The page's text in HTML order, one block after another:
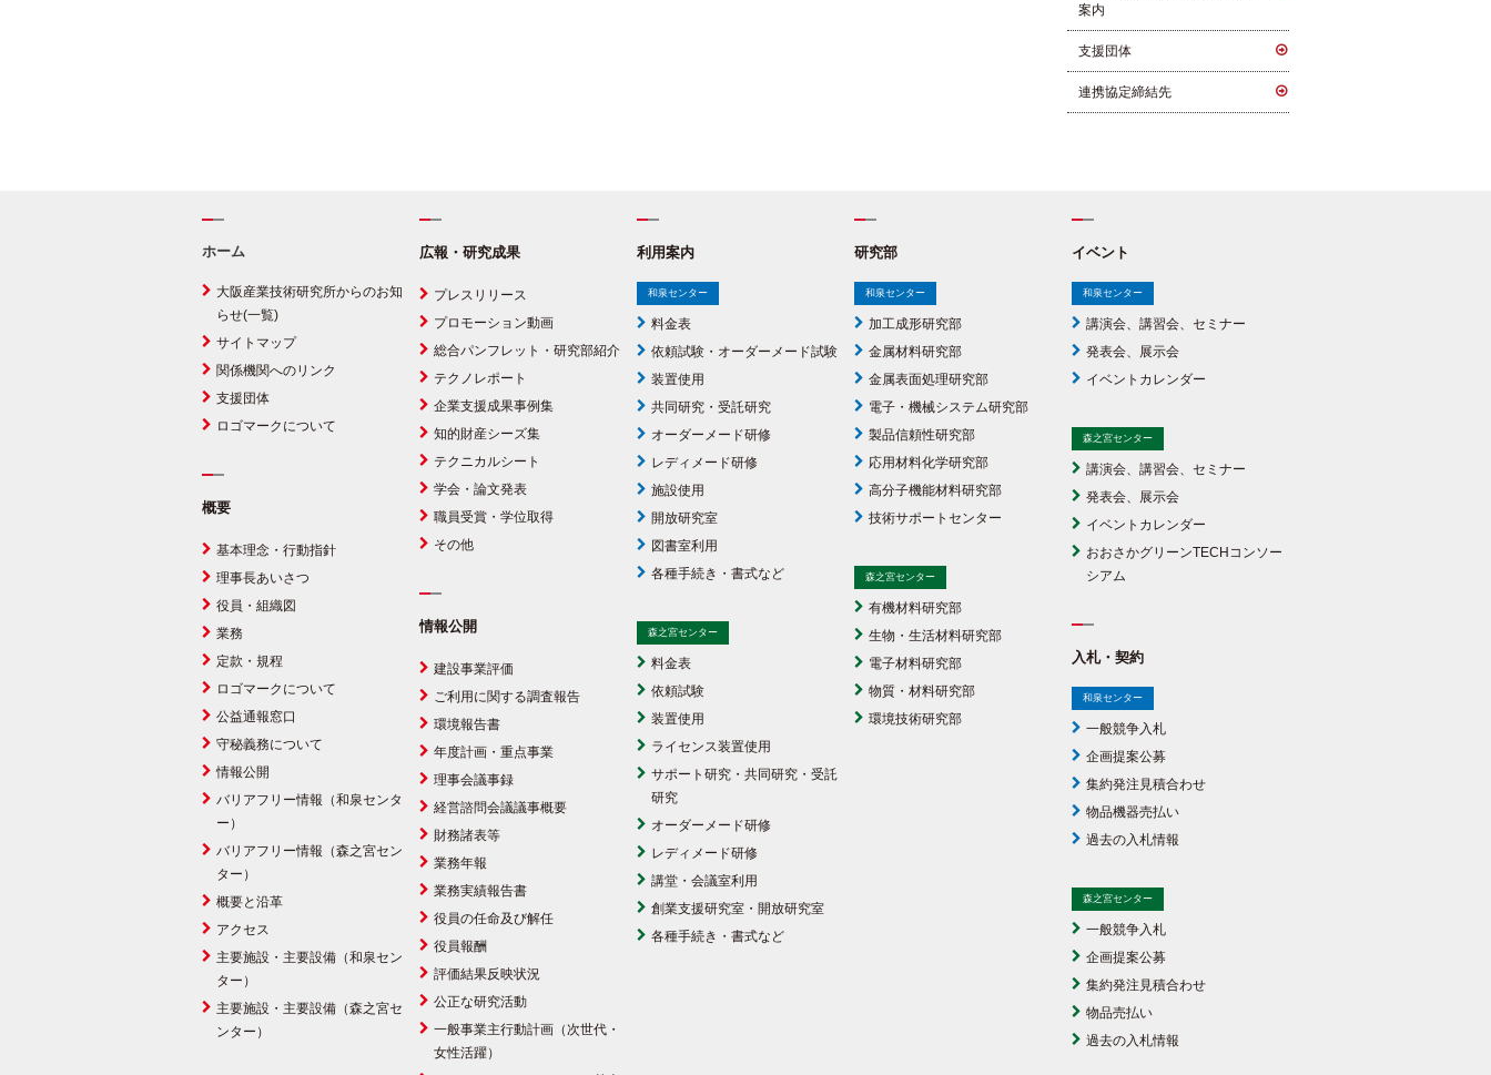
案内
支援団体
連携協定締結先
ホーム
大阪産業技術研究所からのお知
らせ(一覧)
サイトマップ
関係機関へのリンク
支援団体
ロゴマークについて
概要
基本理念・行動指針
理事長あいさつ
役員・組織図
業務
定款・規程
ロゴマークについて
公益通報窓口
守秘義務について
情報公開
バリアフリー情報（和泉センタ
ー）
バリアフリー情報（森之宮セン
ター）
概要と沿革
アクセス
主要施設・主要設備（和泉セン
ター）
主要施設・主要設備（森之宮セ
ンター）
広報・研究成果
プレスリリース
プロモーション動画
総合パンフレット・研究部紹介
テクノレポート
企業支援成果事例集
知的財産シーズ集
テクニカルシート
学会・論文発表
職員受賞・学位取得
その他
情報公開
建設事業評価
ご利用に関する調査報告
環境報告書
年度計画・重点事業
理事会議事録
経営諮問会議議事概要
財務諸表等
業務年報
業務実績報告書
役員の任命及び解任
役員報酬
評価結果反映状況
公正な研究活動
一般事業主行動計画（次世代・
女性活躍）
利用案内
和泉センター
料金表
依頼試験・オーダーメード試験
装置使用
共同研究・受託研究
オーダーメード研修
レディメード研修
施設使用
開放研究室
図書室利用
各種手続き・書式など
森之宮センター
料金表
依頼試験
装置使用
ライセンス装置使用
サポート研究・共同研究・受託
研究
オーダーメード研修
レディメード研修
講堂・会議室利用
創業支援研究室・開放研究室
各種手続き・書式など
研究部
和泉センター
加工成形研究部
金属材料研究部
金属表面処理研究部
電子・機械システム研究部
製品信頼性研究部
応用材料化学研究部
高分子機能材料研究部
技術サポートセンター
森之宮センター
有機材料研究部
生物・生活材料研究部
電子材料研究部
物質・材料研究部
環境技術研究部
イベント
和泉センター
講演会、講習会、セミナー
発表会、展示会
イベントカレンダー
森之宮センター
講演会、講習会、セミナー
発表会、展示会
イベントカレンダー
おおさかグリーンTECHコンソー
シアム
入札・契約
和泉センター
一般競争入札
企画提案公募
集約発注見積合わせ
物品機器売払い
過去の入札情報
森之宮センター
一般競争入札
企画提案公募
集約発注見積合わせ
物品売払い
過去の入札情報